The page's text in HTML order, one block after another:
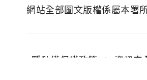
網站全部圖文版權係屬本署
隱私權保護政策 | 資訊安